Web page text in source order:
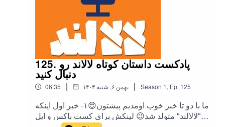
hamibash.com/ravi
اینستاگرام شیوانا
instagram.com/shivanapodcast/
اینستاگرام راوی
instagram.com/ravi.podcast
اگه دوست دارید پادکست بسازید و در موردش میخواید
125. پادکست داستان کوتاه لالاند رو
دنبال کنید
06:35 | ۱۴۰۳ بهمن ۶, شنبه | Season 1, Ep. 125
ما با دو تا خبر خوب اومدیم پیشتون😍۱- خبر اول اینکه
"لالالند" متولد شد😉 لینکش برای کست باکس و اپل